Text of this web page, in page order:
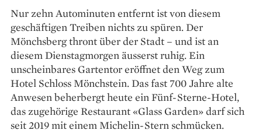
Nur zehn Autominuten entfernt ist von diesem
geschäftigen Treiben nichts zu spüren. Der
Mönchsberg thront über der Stadt – und ist an
diesem Dienstag­morgen äusserst ruhig. Ein
unscheinbares Gartentor eröffnet den Weg zum
Hotel Schloss Mönchstein. Das fast 700 Jahre alte
Anwesen beherbergt heute ein Fünf-Sterne-Hotel,
das zugehörige Restaurant «Glass Garden» darf sich
seit 2019 mit einem Michelin-Stern schmücken.